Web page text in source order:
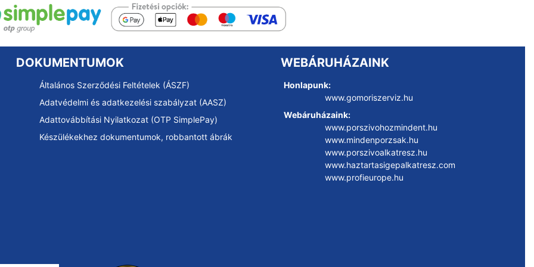
DOKUMENTUMOK
Általános Szerződési Feltételek (ÁSZF)
Adatvédelmi és adatkezelési szabályzat (AASZ)
Adattovábbítási Nyilatkozat (OTP SimplePay)
Készülékekhez dokumentumok, robbantott ábrák
WEBÁRUHÁZAINK
Honlapunk:
www.gomoriszerviz.hu
Webáruházaink:
www.porszivohozmindent.hu
www.mindenporzsak.hu
www.porszivoalkatresz.hu
www.haztartasigepalkatresz.com
www.profieurope.hu